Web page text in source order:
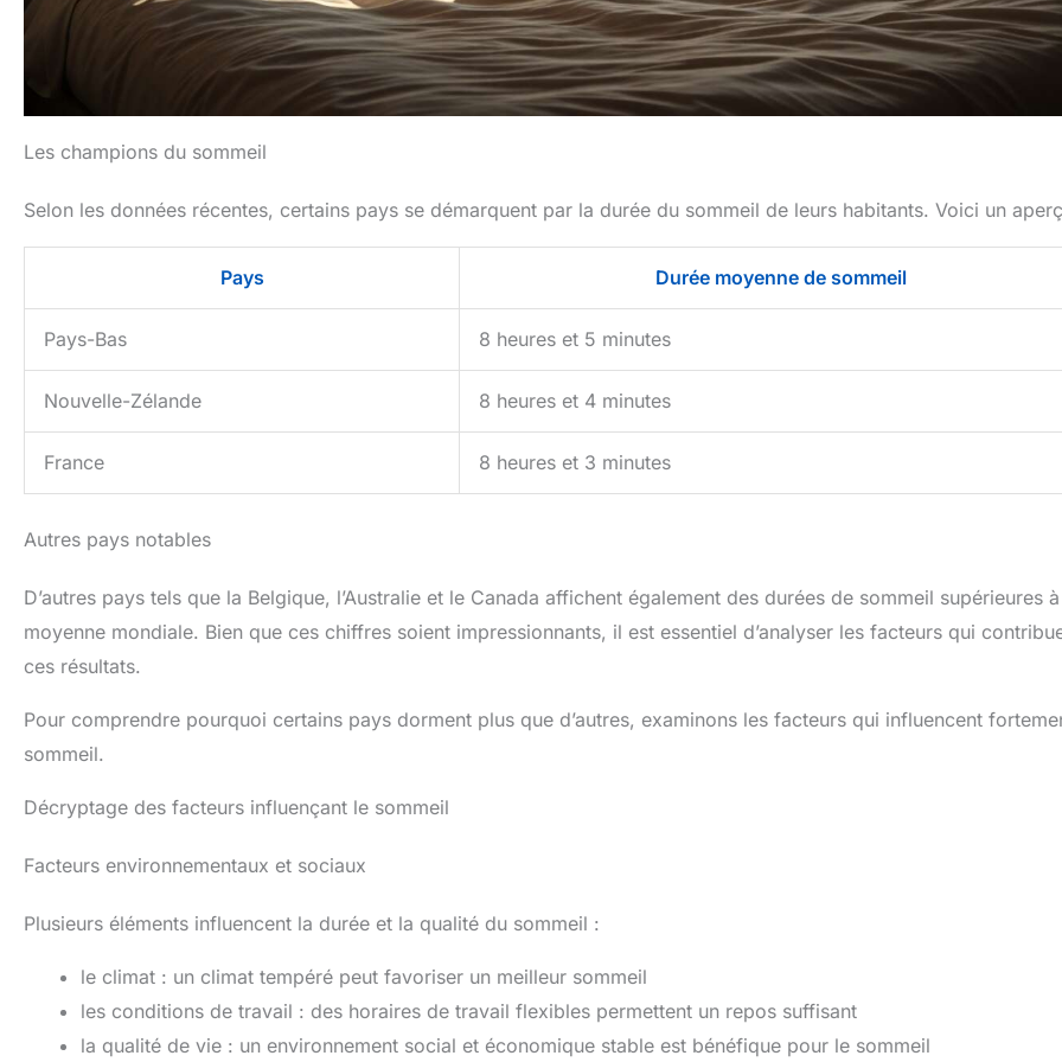
Les champions du sommeil
Selon les données récentes, certains pays se démarquent par la durée du sommeil de leurs habitants. Voici un
Pays Durée moyenne de sommeil
Pays-Bas 8 heures et 5 minutes
Nouvelle-Zélande 8 heures et 4 minutes
France 8 heures et 3 minutes
Autres pays notables
D’autres pays tels que la Belgique, l’Australie et le Canada affichent également des durées de sommeil supérieures
moyenne mondiale. Bien que ces chiffres soient impressionnants, il est essentiel d’analyser les facteurs qui
ces résultats.
Pour comprendre pourquoi certains pays dorment plus que d’autres, examinons les facteurs qui influencent
sommeil.
Décryptage des facteurs influençant le sommeil
Facteurs environnementaux et sociaux
Plusieurs éléments influencent la durée et la qualité du sommeil :
le climat : un climat tempéré peut favoriser un meilleur sommeil
les conditions de travail : des horaires de travail flexibles permettent un repos suffisant
la qualité de vie : un environnement social et économique stable est bénéfique pour le sommeil